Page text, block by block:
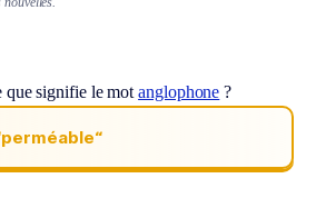
que signifie le motanglophone ?